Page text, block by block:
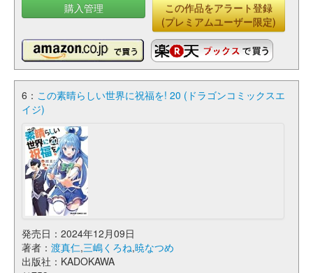
購入管理
この作品をアラート登録
(プレミアムユーザー限定)
6： この素晴らしい世界に祝福を! 20 (ドラゴンコミックスエ
イジ)
発売日：2024年12月09日
著者： 渡真仁,三嶋くろね,暁なつめ
出版社：KADOKAWA